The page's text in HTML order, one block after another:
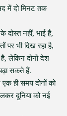
में दो मिनट तक
दोस्त नहीं, भाई हैं,
पर भी दिख रहा है,
लेकिन दोनों देश
सकते हैं.
ही समय दोनों को
दुनिया को नई